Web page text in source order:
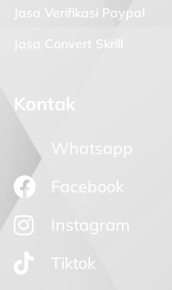
Jasa Verifikasi Paypal
Jasa Convert Skrill
Kontak
Whatsapp
Facebook
Instagram
Tiktok